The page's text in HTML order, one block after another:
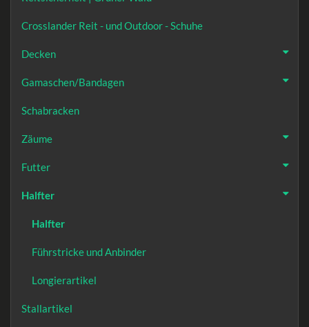
Crosslander Reit - und Outdoor - Schuhe
Decken
Gamaschen/Bandagen
Schabracken
Zäume
Futter
Halfter
Halfter
Führstricke und Anbinder
Longierartikel
Stallartikel